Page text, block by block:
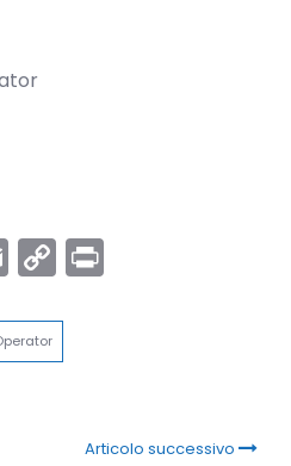
Email
Copy
Link
Articolo successivo